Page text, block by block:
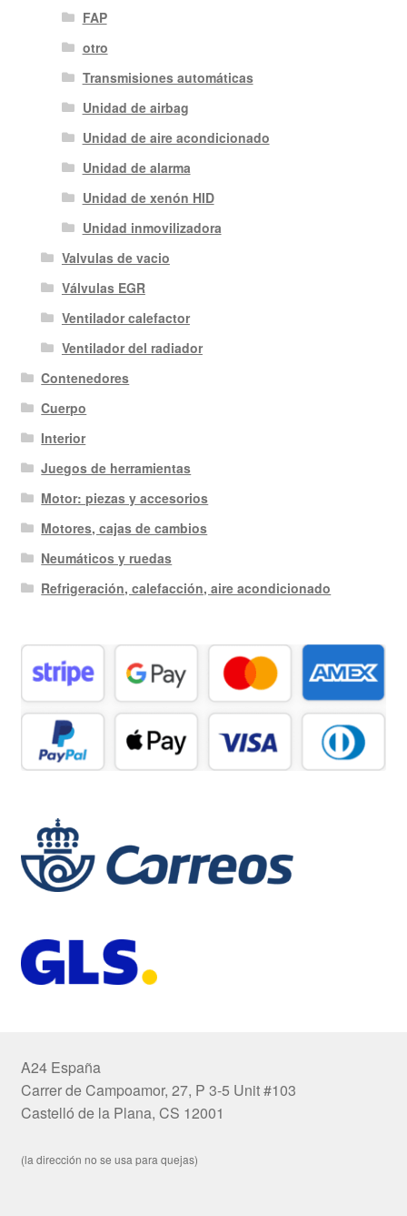
FAP
otro
Transmisiones automáticas
Unidad de airbag
Unidad de aire acondicionado
Unidad de alarma
Unidad de xenón HID
Unidad inmovilizadora
Valvulas de vacio
Válvulas EGR
Ventilador calefactor
Ventilador del radiador
Contenedores
Cuerpo
Interior
Juegos de herramientas
Motor: piezas y accesorios
Motores, cajas de cambios
Neumáticos y ruedas
Refrigeración, calefacción, aire acondicionado
A24 España
Carrer de Campoamor, 27, P 3-5 Unit #103
Castelló de la Plana, CS 12001
(la dirección no se usa para quejas)